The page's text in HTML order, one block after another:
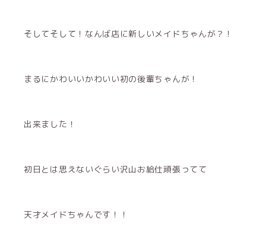
そしてそして！なんば店に新しいメイドちゃんが？！
まるにかわいいかわいい初の後輩ちゃんが！
出来ました！
初日とは思えないぐらい沢山お給仕頑張ってて
天才メイドちゃんです！！